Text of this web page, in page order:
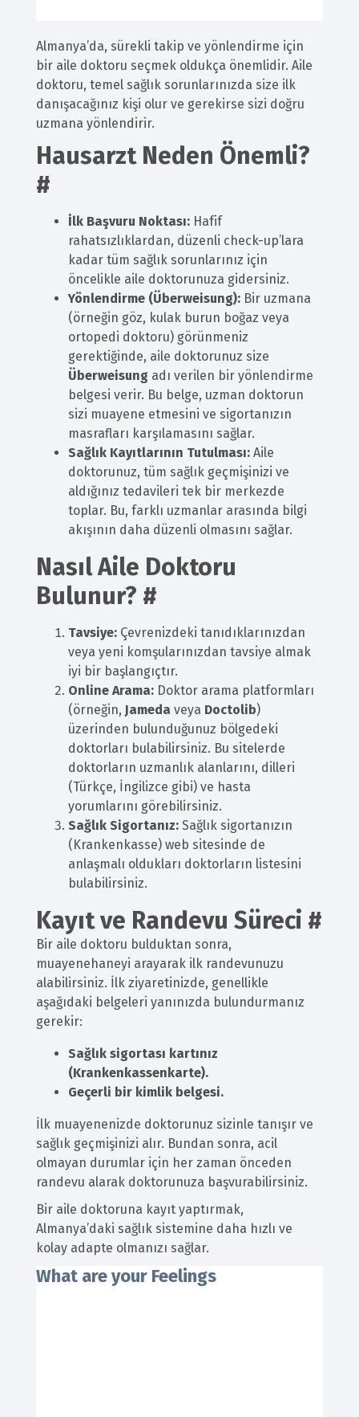
Almanya’da, sürekli takip ve yönlendirme için
bir aile doktoru seçmek oldukça önemlidir. Aile
doktoru, temel sağlık sorunlarınızda size ilk
danışacağınız kişi olur ve gerekirse sizi doğru
uzmana yönlendirir.
Hausarzt Neden Önemli?
#
İlk Başvuru Noktası: Hafif
rahatsızlıklardan, düzenli check-up’lara
kadar tüm sağlık sorunlarınız için
öncelikle aile doktorunuza gidersiniz.
Yönlendirme (Überweisung): Bir uzmana
(örneğin göz, kulak burun boğaz veya
ortopedi doktoru) görünmeniz
gerektiğinde, aile doktorunuz size
Überweisung adı verilen bir yönlendirme
belgesi verir. Bu belge, uzman doktorun
sizi muayene etmesini ve sigortanızın
masrafları karşılamasını sağlar.
Sağlık Kayıtlarının Tutulması: Aile
doktorunuz, tüm sağlık geçmişinizi ve
aldığınız tedavileri tek bir merkezde
toplar. Bu, farklı uzmanlar arasında bilgi
akışının daha düzenli olmasını sağlar.
Nasıl Aile Doktoru
Bulunur? #
Tavsiye: Çevrenizdeki tanıdıklarınızdan
veya yeni komşularınızdan tavsiye almak
iyi bir başlangıçtır.
Online Arama: Doktor arama platformları
(örneğin, Jameda veya Doctolib)
üzerinden bulunduğunuz bölgedeki
doktorları bulabilirsiniz. Bu sitelerde
doktorların uzmanlık alanlarını, dilleri
(Türkçe, İngilizce gibi) ve hasta
yorumlarını görebilirsiniz.
Sağlık Sigortanız: Sağlık sigortanızın
(Krankenkasse) web sitesinde de
anlaşmalı oldukları doktorların listesini
bulabilirsiniz.
Kayıt ve Randevu Süreci #
Bir aile doktoru bulduktan sonra,
muayenehaneyi arayarak ilk randevunuzu
alabilirsiniz. İlk ziyaretinizde, genellikle
aşağıdaki belgeleri yanınızda bulundurmanız
gerekir:
Sağlık sigortası kartınız
(Krankenkassenkarte).
Geçerli bir kimlik belgesi.
İlk muayenenizde doktorunuz sizinle tanışır ve
sağlık geçmişinizi alır. Bundan sonra, acil
olmayan durumlar için her zaman önceden
randevu alarak doktorunuza başvurabilirsiniz.
Bir aile doktoruna kayıt yaptırmak,
Almanya’daki sağlık sistemine daha hızlı ve
kolay adapte olmanızı sağlar.
What are your Feelings